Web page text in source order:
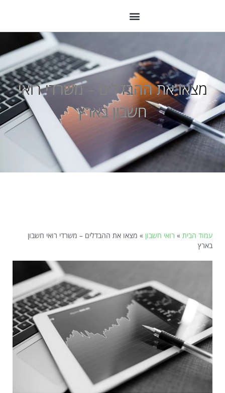
מצאו את ההבדלים – משרדי רואי
חשבון בארץ
עמוד הבית » רואי חשבון » מצאו את ההבדלים – משרדי רואי חשבון
בארץ